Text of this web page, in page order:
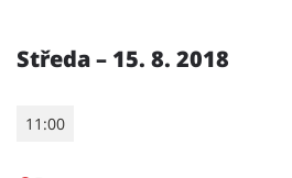
Středa – 15. 8. 2018
11:00